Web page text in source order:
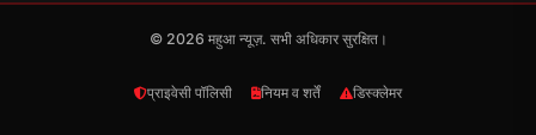
© 2026 महुआ न्यूज़. सभी अधिकार सुरक्षित।
प्राइवेसी पॉलिसी नियम व शर्तें डिस्क्लेमर